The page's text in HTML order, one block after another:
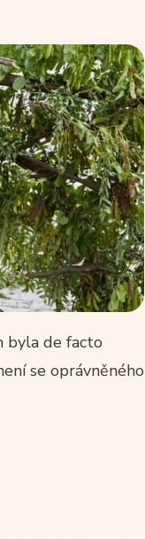
byla de facto
se oprávněného